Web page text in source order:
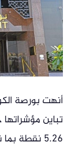
أنهت بورصة
تباين